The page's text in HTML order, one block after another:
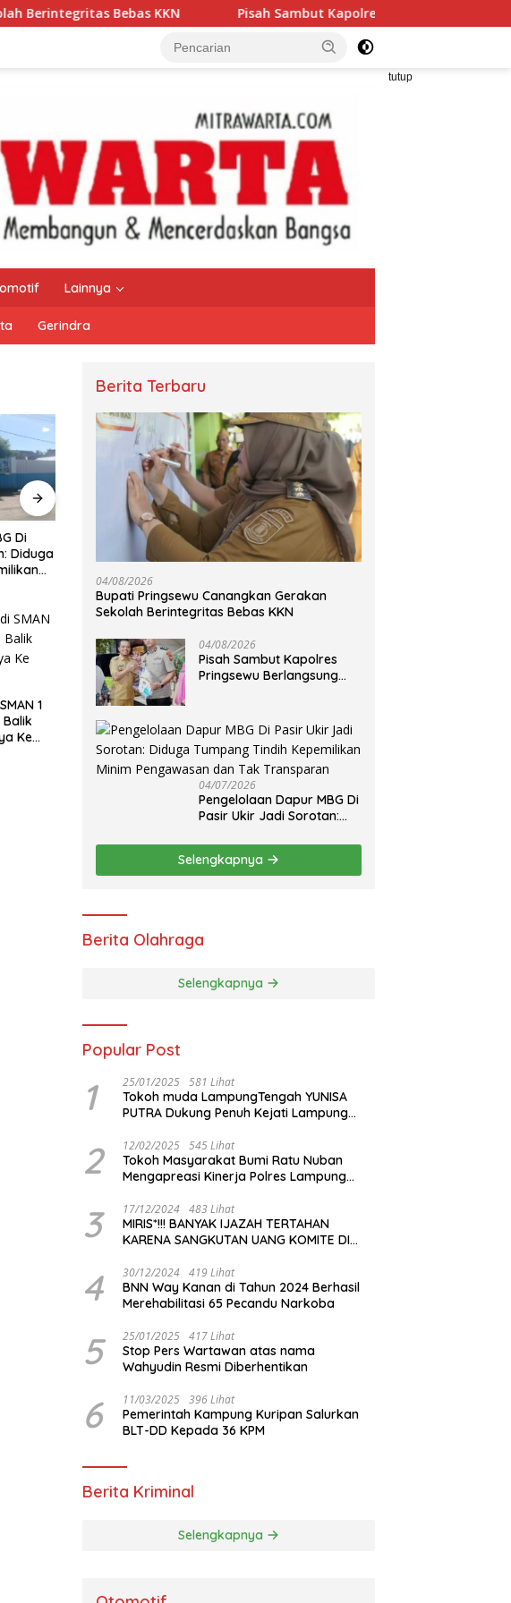
Bebas KKN Pisah Sambut Kapolres Pringsewu Berlangsung Haru
tutup
Lainnya
Gerindra
Dicuri
Bupati Riyanto Pamungkas
Buka Gerakan Pangan Murah
di Gadingrejo, Jaga Stabilitas
Harga Kebutuhan Pokok
Pengurus ORARI Lokal
Pringsewu & Lokal Tanggamus
Dilantik Bersama
1
Ke
Berita Terbaru
04/08/2026
Bupati Pringsewu Canangkan Gerakan
Sekolah Berintegritas Bebas KKN
04/08/2026
Pisah Sambut Kapolres
Pringsewu Berlangsung
04/07/2026
Pengelolaan Dapur MBG Di
Pasir Ukir Jadi Sorotan:
Kepemilikan Minim
Pengawasan dan Tak
Transparan
Selengkapnya
Berita Olahraga
Selengkapnya
Popular Post
1 25/01/2025 581 Lihat
Tokoh muda LampungTengah YUNISA
PUTRA Dukung Penuh Kejati Lampung
Taman Tugu gajah Lampung Timur Tahun
2024
2 12/02/2025 545 Lihat
Tokoh Masyarakat Bumi Ratu Nuban
Mengapreasi Kinerja Polres Lampung
3 17/12/2024 483 Lihat
MIRIS*!!! BANYAK IJAZAH TERTAHAN
KARENA SANGKUTAN UANG KOMITE DI
4 30/12/2024 419 Lihat
BNN Way Kanan di Tahun 2024 Berhasil
Merehabilitasi 65 Pecandu Narkoba
5 25/01/2025 417 Lihat
Stop Pers Wartawan atas nama
Wahyudin Resmi Diberhentikan
6 11/03/2025 396 Lihat
Pemerintah Kampung Kuripan Salurkan
BLT-DD Kepada 36 KPM
Berita Kriminal
Selengkapnya